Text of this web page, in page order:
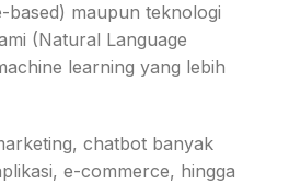
maupun teknologi
(Natural Language
learning yang lebih
chatbot banyak
e-commerce, hingga